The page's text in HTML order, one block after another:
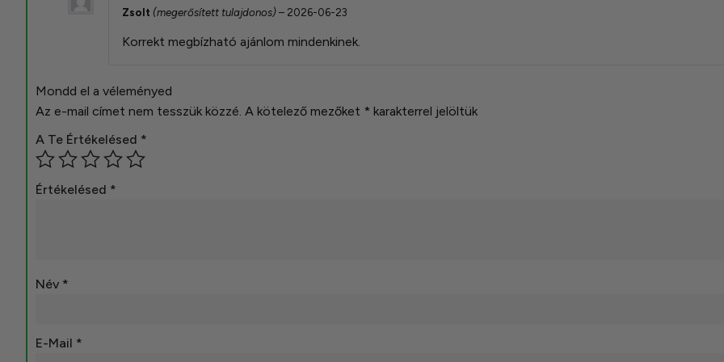
Zsolt (megerősített tulajdonos)– 2026-06-23
Korrekt megbízható ajánlom mindenkinek.
Mondd el a véleményed
Az e-mail címet nem tesszük közzé. A kötelező mezőket * karakterrel jelöltük
A Te Értékelésed *
Értékelésed *
Név *
E-Mail *